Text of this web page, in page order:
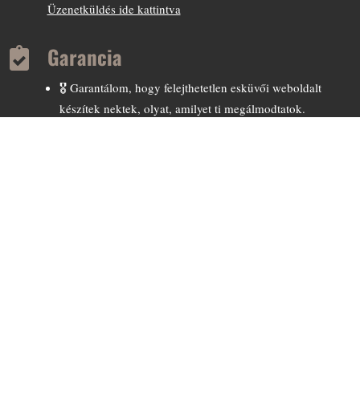
Üzenetküldés ide kattintva
 Garancia
🎖️ Garantálom, hogy felejthetetlen esküvői weboldalt
készítek nektek, olyat, amilyet ti megálmodtatok.